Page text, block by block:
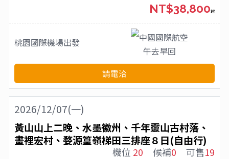
桃園國際機場出發
中國國際航空
午去早回
NT$38,800起
請電洽
2026/12/07(一)
黃山山上二晚、水墨徽州、千年靈山古村落、
畫裡宏村、婺源篁嶺梯田三排座８日(自由行)
機位 20 候補0 可售19